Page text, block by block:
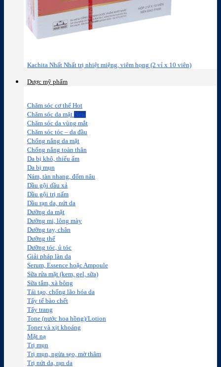
Kachita Nhất Nhất trị nhiệt miệng, viêm họng (2 vỉ x 10 viên)
Dược mỹ phẩm
Chăm sóc cơ thể
Chăm sóc da mặt
Chăm sóc da vùng mắt
Chăm sóc tóc – da đầu
Chống nắng da mặt
Chống nắng toàn thân
Da bị khô, thiếu ẩm
Da bị mụn
Nám, tàn nhang, đốm nâu
Dầu gội dầu xả
Dầu gội trị nấm
Dầu rạn da, nứt da
Dưỡng da mặt
Dưỡng mi, lông mày
Dưỡng tay, chân
Dưỡng thể
Dưỡng tóc, ủ tóc
Giải pháp làn da
Serum, Essence hoặc Ampoule
Sữa rửa mặt (kem, gel, sữa)
Sữa tắm, xà bông
Tái tạo, chống lão hóa da
Tẩy tế bào chết
Tẩy trang
Tone (nước hoa hồng)/Lotion
Toner và xịt khoáng
Mặt nạ
Trị mụn
Trị mụn, ngừa sẹo, mờ thâm
Trị nứt da, rạn da